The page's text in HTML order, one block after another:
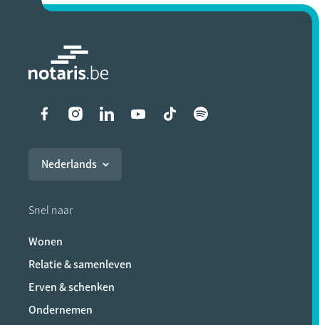
Liens vers les réseaux
Nederlands
Snel naar
Wonen
Relatie & samenleven
Erven & schenken
Ondernemen